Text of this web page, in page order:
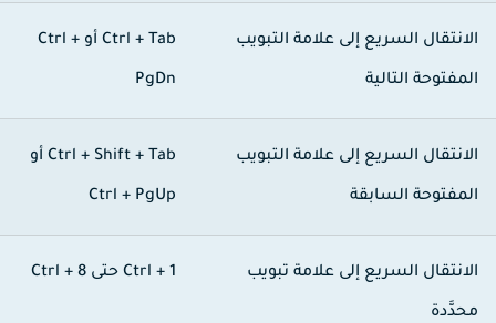
السريع إلى علامة التبويب
التالية
Ctrl + Tabأو Ctrl +
PgDn
السريع إلى علامة التبويب
السابقة
Ctrl + Shift + Tabأو
Ctrl + PgUp
السريع إلى علامة تبويب Ctrl + 1حتىCtrl + 8